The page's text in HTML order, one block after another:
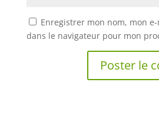
Enregistrer mon nom, mon
dans le navigateur pour mon